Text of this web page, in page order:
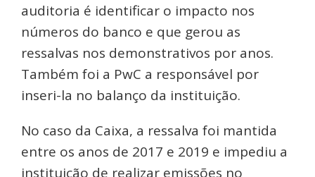
auditoria é identificar o impacto nos
números do banco e que gerou as
ressalvas nos demonstrativos por anos.
Também foi a PwC a responsável por
inseri-la no balanço da instituição.
No caso da Caixa, a ressalva foi mantida
entre os anos de 2017 e 2019 e impediu a
instituição de realizar emissões no